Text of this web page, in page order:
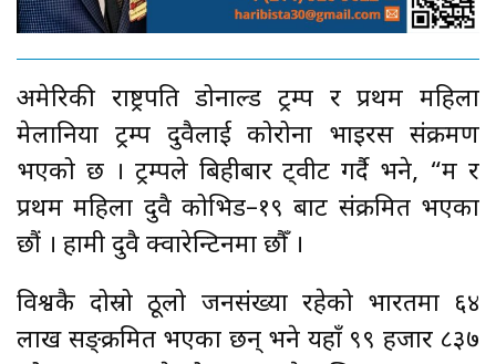
अमेरिकी राष्ट्रपति डोनाल्ड ट्रम्प र प्रथम महिला
मेलानिया ट्रम्प दुवैलाई कोरोना भाइरस संक्रमण
भएको छ । ट्रम्पले बिहीबार ट्वीट गर्दै भने, “म र
प्रथम महिला दुवै कोभिड–१९ बाट संक्रमित भएका
छौं । हामी दुवै क्वारेन्टिनमा छौँ ।
विश्वकै दोस्रो ठूलो जनसंख्या रहेको भारतमा ६४
लाख सङ्क्रमित भएका छन् भने यहाँ ९९ हजार ८३७